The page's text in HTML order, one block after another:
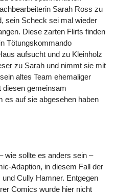
Sarah Ross zu
sein Scheck sei mal wieder
Diese zarten Flirts finden
Tötungskommando
aufsucht und zu Kleinholz
zu Sarah und nimmt sie mit
altes Team ehemaliger
diesen gemeinsam
es auf sie abgesehen haben
wie sollte es anders sein –
Adaption, in diesem Fall der
Cully Hamner. Entgegen
Comics wurde hier nicht